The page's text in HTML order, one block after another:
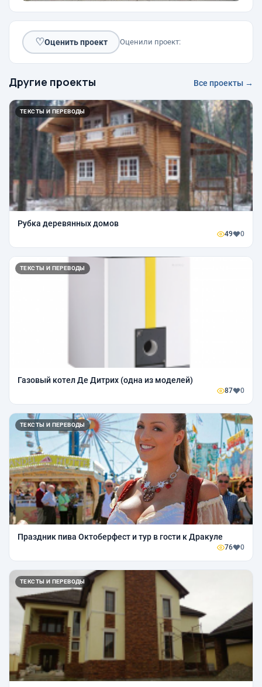
♡Оценить проект Оценили проект:
Другие проекты Все проекты →
ТЕКСТЫ И ПЕРЕВОДЫ
Рубка деревянных домов
49 0
ТЕКСТЫ И ПЕРЕВОДЫ
Газовый котел Де Дитрих (одна из моделей)
87 0
ТЕКСТЫ И ПЕРЕВОДЫ
Праздник пива Октоберфест и тур в гости к Дракуле
76 0
ТЕКСТЫ И ПЕРЕВОДЫ